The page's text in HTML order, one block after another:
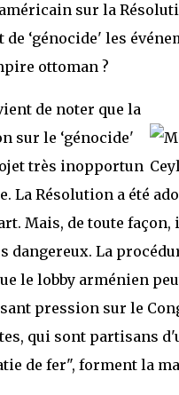
sur la
‘génocide' les
ottoman ?
de noter que la
sur le ‘génocide'
très inopportun
La Résolution a été
Mais, de toute
dangereux. La
le lobby arménien
pression sur le
qui sont partisans
de fer", forment la